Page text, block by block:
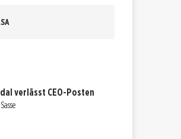
verlässt CEO-Posten